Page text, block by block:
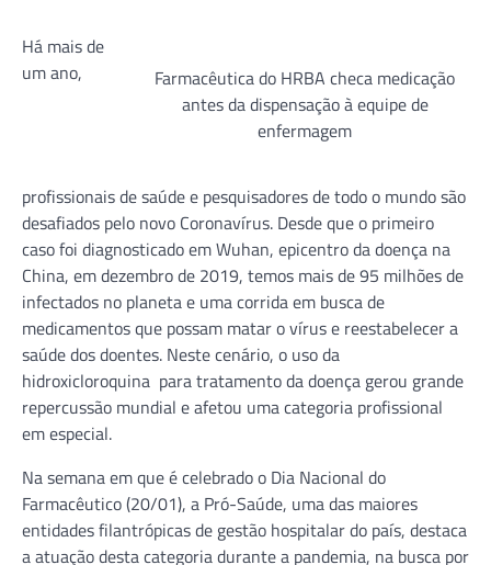
Farmacêutica do HRBA checa medicação
antes da dispensação à equipe de
enfermagem
Há mais de
um ano,
profissionais de saúde e pesquisadores de todo o mundo são
desafiados pelo novo Coronavírus. Desde que o primeiro
caso foi diagnosticado em Wuhan, epicentro da doença na
China, em dezembro de 2019, temos mais de 95 milhões de
infectados no planeta e uma corrida em busca de
medicamentos que possam matar o vírus e reestabelecer a
saúde dos doentes. Neste cenário, o uso da
hidroxicloroquina para tratamento da doença gerou grande
repercussão mundial e afetou uma categoria profissional
em especial.
Na semana em que é celebrado o Dia Nacional do
Farmacêutico (20/01), a Pró-Saúde, uma das maiores
entidades filantrópicas de gestão hospitalar do país, destaca
a atuação desta categoria durante a pandemia, na busca por